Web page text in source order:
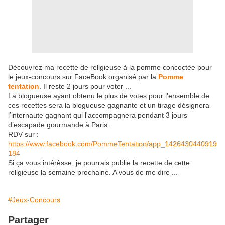
Découvrez ma recette de religieuse à la pomme concoctée pour
le jeux-concours sur FaceBook organisé par la Pomme
tentation . Il reste 2 jours pour voter ...
La blogueuse ayant obtenu le plus de votes pour l’ensemble de
ces recettes sera la blogueuse gagnante et un tirage désignera
l’internaute gagnant qui l'accompagnera pendant 3 jours
d’escapade gourmande à Paris.
RDV sur :
https://www.facebook.com/PommeTentation/app_1426430440919
184
Si ça vous intérèsse, je pourrais publie la recette de cette
religieuse la semaine prochaine. A vous de me dire ...
#Jeux-Concours
Partager